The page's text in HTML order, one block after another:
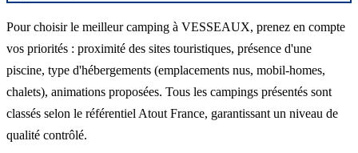
Pour choisir le meilleur camping à VESSEAUX, prenez en compte
vos priorités : proximité des sites touristiques, présence d'une
piscine, type d'hébergements (emplacements nus, mobil-homes,
chalets), animations proposées. Tous les campings présentés sont
classés selon le référentiel Atout France, garantissant un niveau de
qualité contrôlé.